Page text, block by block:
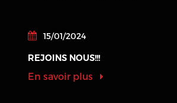
15/01/2024
REJOINS NOUS!!!
En savoir plus